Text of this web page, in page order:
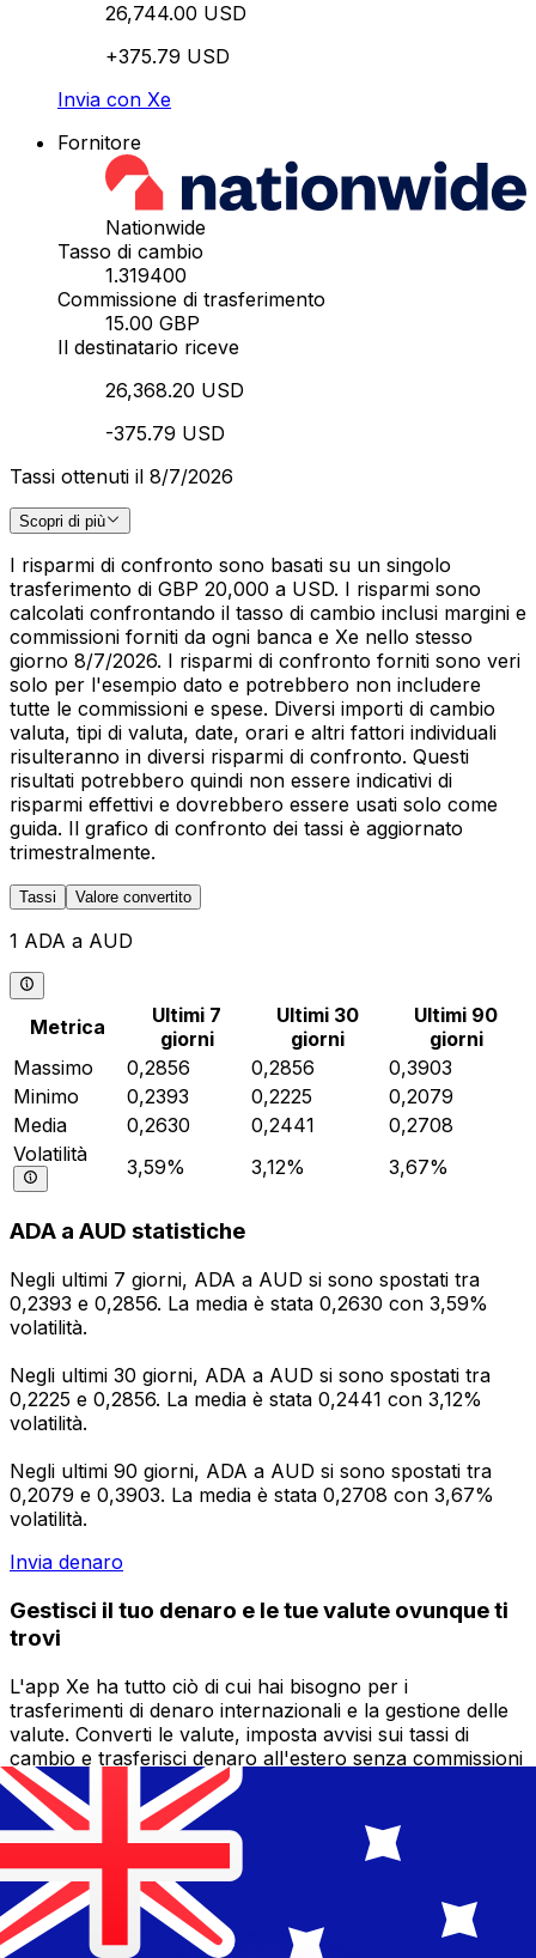
26,744.00 USD
+375.79 USD
Invia con Xe
Fornitore
Nationwide
Tasso di cambio
1.319400
Commissione di trasferimento
15.00 GBP
Il destinatario riceve
26,368.20 USD
-375.79 USD
Tassi ottenuti il 8/7/2026
Scopri di più
I risparmi di confronto sono basati su un singolo
trasferimento di GBP 20,000 a USD. I risparmi sono
calcolati confrontando il tasso di cambio inclusi margini e
commissioni forniti da ogni banca e Xe nello stesso
giorno 8/7/2026. I risparmi di confronto forniti sono veri
solo per l'esempio dato e potrebbero non includere
tutte le commissioni e spese. Diversi importi di cambio
valuta, tipi di valuta, date, orari e altri fattori individuali
risulteranno in diversi risparmi di confronto. Questi
risultati potrebbero quindi non essere indicativi di
risparmi effettivi e dovrebbero essere usati solo come
guida. Il grafico di confronto dei tassi è aggiornato
trimestralmente.
Tassi Valore convertito
1 ADA a AUD
Metrica
Ultimi 7
giorni
Ultimi 30
giorni
Ultimi 90
giorni
Massimo
0,2856 0,2856
0,3903
Minimo
0,2393 0,2225
0,2079
Media
0,2630 0,2441
0,2708
Volatilità
3,59% 3,12% 3,67%
ADA a AUD statistiche
Negli ultimi 7 giorni, ADA a AUD si sono spostati tra
0,2393 e 0,2856. La media è stata 0,2630 con 3,59%
volatilità.
Negli ultimi 30 giorni, ADA a AUD si sono spostati tra
0,2225 e 0,2856. La media è stata 0,2441 con 3,12%
volatilità.
Negli ultimi 90 giorni, ADA a AUD si sono spostati tra
0,2079 e 0,3903. La media è stata 0,2708 con 3,67%
volatilità.
Invia denaro
Gestisci il tuo denaro e le tue valute ovunque ti
trovi
L'app Xe ha tutto ciò di cui hai bisogno per i
trasferimenti di denaro internazionali e la gestione delle
valute. Converti le valute, imposta avvisi sui tassi di
cambio e trasferisci denaro all'estero senza commissioni
nascoste. Scaricala oggi stesso!